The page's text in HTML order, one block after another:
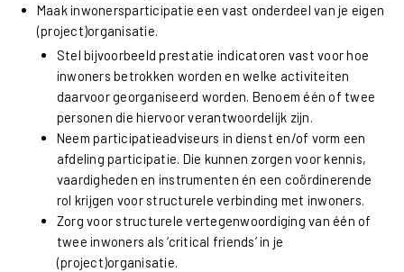
Maak inwonersparticipatie een vast onderdeel van je eigen
(project)organisatie.
Stel bijvoorbeeld prestatie indicatoren vast voor hoe
inwoners betrokken worden en welke activiteiten
daarvoor georganiseerd worden. Benoem één of twee
personen die hiervoor verantwoordelijk zijn.
Neem participatieadviseurs in dienst en/of vorm een
afdeling participatie. Die kunnen zorgen voor kennis,
vaardigheden en instrumenten én een coördinerende
rol krijgen voor structurele verbinding met inwoners.
Zorg voor structurele vertegenwoordiging van één of
twee inwoners als ‘critical friends’ in je
(project)organisatie.